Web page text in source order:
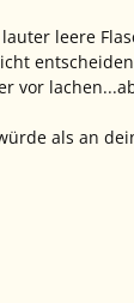
leere
vor
als an